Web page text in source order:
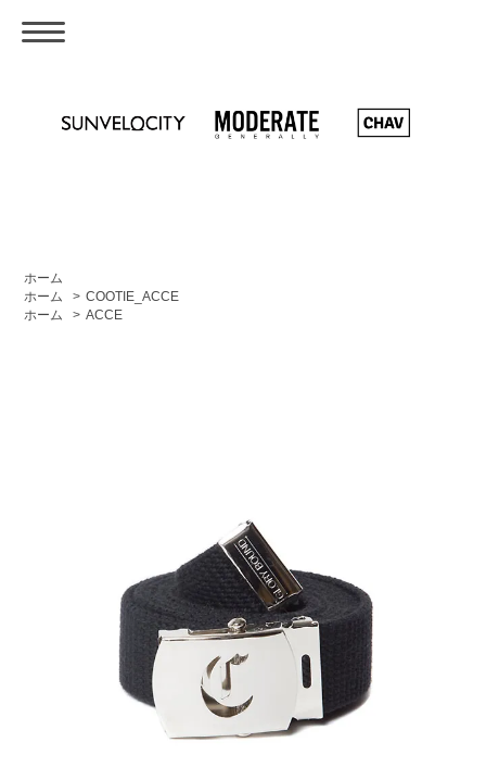
ホーム
ホーム
> COOTIE_ACCE
ホーム
> ACCE